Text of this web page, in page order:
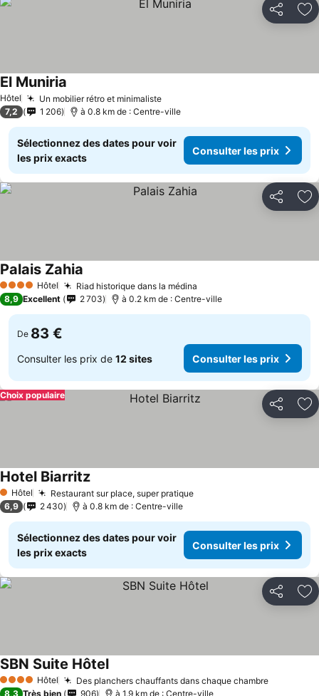
Partager
Hôtel Un mobilier rétro et minimaliste
El Muniria
7,2 1 206 à 0.8 km de : Centre-ville
Sélectionnez des dates pour voir
les prix exacts
Consulter les prix
Partager
4 Étoiles Hôtel Riad historique dans la médina
Palais Zahia
8,9 Excellent 2 703 à 0.2 km de : Centre-ville
De 83 €
Consulter les prix de 12 sites Consulter les prix
Partager
Choix populaire
1 Étoiles
Hôtel Restaurant sur place, super pratique
Hotel Biarritz
6,9 2 430 à 0.8 km de : Centre-ville
Sélectionnez des dates pour voir
les prix exacts
Consulter les prix
Partager
4 Étoiles Hôtel Des planchers chauffants dans chaque chambre
SBN Suite Hôtel
8,3 Très bien 906 à 1.9 km de : Centre-ville